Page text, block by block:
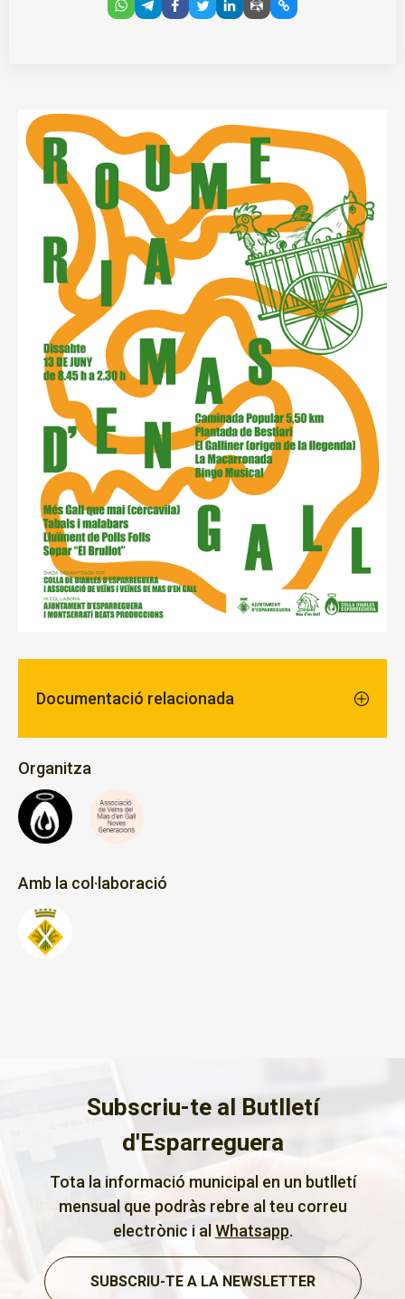
Documentació relacionada
Organitza
Amb la col·laboració
Subscriu-te al Butlletí
d'Esparreguera
Tota la informació municipal en un butlletí
mensual que podràs rebre al teu correu
electrònic i al Whatsapp.
SUBSCRIU-TE A LA NEWSLETTER